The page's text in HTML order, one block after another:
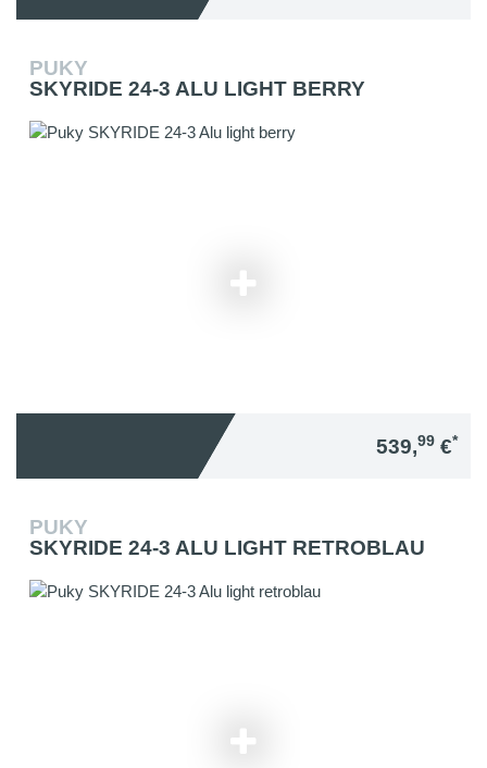
PUKY
SKYRIDE 24-3 ALU LIGHT BERRY
539,99 €*
PUKY
SKYRIDE 24-3 ALU LIGHT RETROBLAU